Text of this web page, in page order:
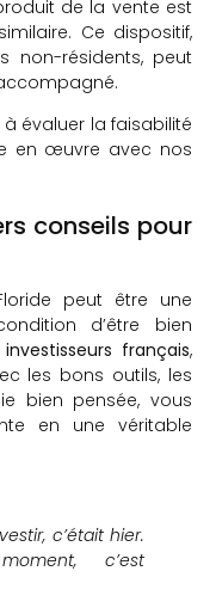
de la vente est
Ce dispositif,
non-résidents, peut
évaluer la faisabilité
en œuvre avec nos
conseils pour
peut être une
d’être bien
français,
les bons outils, les
bien pensée, vous
en une véritable
c’était hier.
c’est